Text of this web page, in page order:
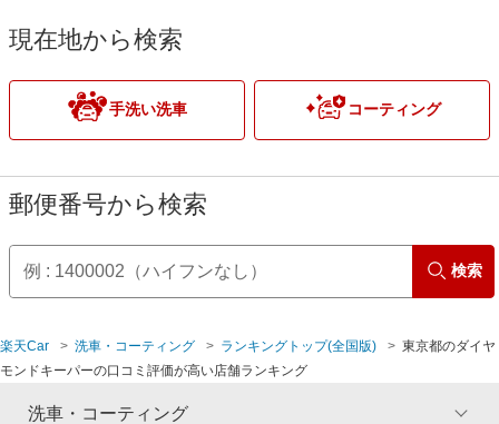
杉並区
墨田区
台東区
中野区
練馬区
八王子市
府中市
現在地から検索
手洗い洗車 コーティング
郵便番号から検索
検索
楽天Car 洗車・コーティング ランキングトップ(全国版)
東京都のダイヤ
モンドキーパーの口コミ評価が高い店舗ランキング
洗車・コーティング